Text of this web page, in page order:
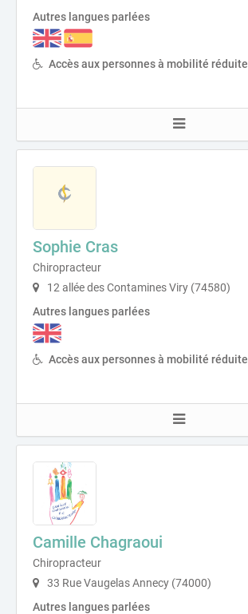
Autres langues parlées
Accès aux personnes à mobilité réduite
Sophie Cras
Chiropracteur
12 allée des Contamines Viry (74580)
Autres langues parlées
Accès aux personnes à mobilité réduite
Camille Chagraoui
Chiropracteur
33 Rue Vaugelas Annecy (74000)
Autres langues parlées